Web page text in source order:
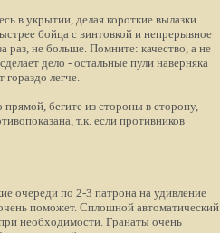
в укрытии, делая короткие вылазки
бойца с винтовкой и непрерывное
не больше. Помните: качество, а не
дело - остальные пули наверняка
легче.
бегите из стороны в сторону,
т.к. если противников
очереди по 2-3 патрона на удивление
поможет. Сплошной автоматический
необходимости. Гранаты очень